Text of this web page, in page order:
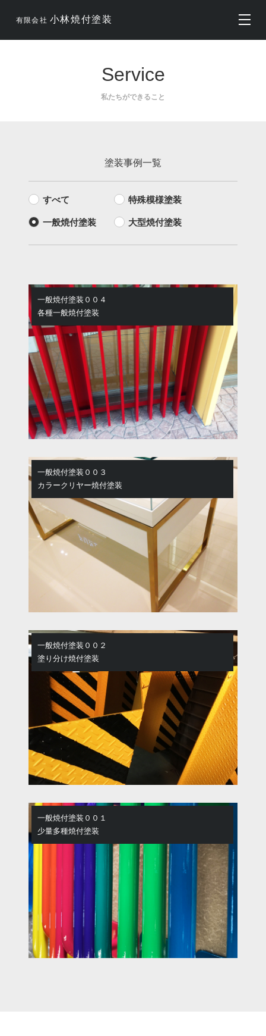
有限会社 小林焼付塗装
Service
私たちができること
塗装事例一覧
すべて 特殊模様塗装
一般焼付塗装 大型焼付塗装
一般焼付塗装００４
各種一般焼付塗装
一般焼付塗装００３
カラークリヤー焼付塗装
一般焼付塗装００２
塗り分け焼付塗装
一般焼付塗装００１
少量多種焼付塗装